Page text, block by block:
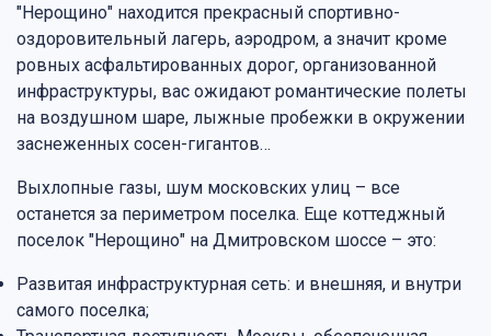
"Нерощино" находится прекрасный спортивно-
оздоровительный лагерь, аэродром, а значит кроме
ровных асфальтированных дорог, организованной
инфраструктуры, вас ожидают романтические полеты
на воздушном шаре, лыжные пробежки в окружении
заснеженных сосен-гигантов…
Выхлопные газы, шум московских улиц – все
останется за периметром поселка. Еще коттеджный
поселок "Нерощино" на Дмитровском шоссе – это:
Развитая инфраструктурная сеть: и внешняя, и внутри
самого поселка;